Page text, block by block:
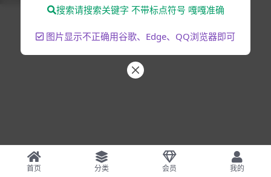
首页 分类 会员 我的
搜索请搜索关键字 不带标点符号 嘎嘎准确
图片显示不正确用谷歌、Edge、QQ浏览器即可